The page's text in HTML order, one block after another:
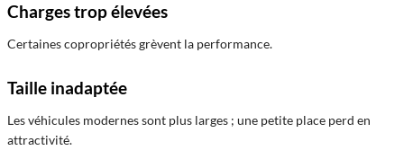
Charges trop élevées
Certaines copropriétés grèvent la performance.
Taille inadaptée
Les véhicules modernes sont plus larges ; une petite place perd en
attractivité.